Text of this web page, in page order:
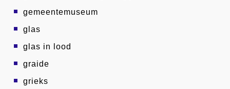
gemeentemuseum
glas
glas in lood
graide
grieks